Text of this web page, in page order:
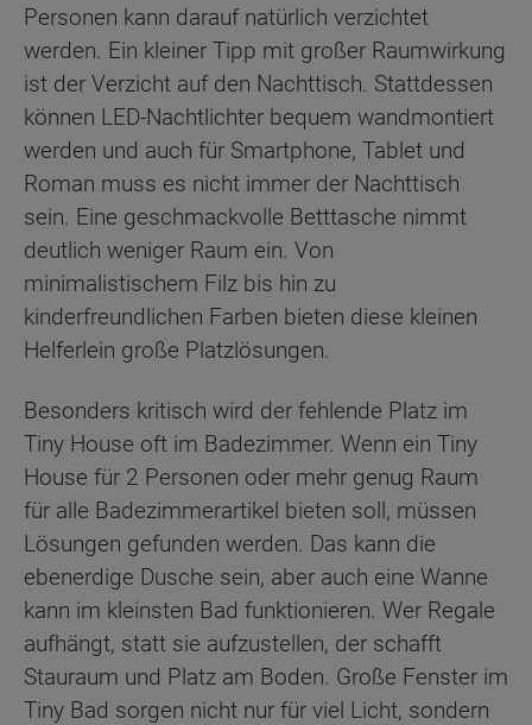
Personen kann darauf natürlich verzichtet
werden. Ein kleiner Tipp mit großer Raumwirkung
ist der Verzicht auf den Nachttisch. Stattdessen
können LED-Nachtlichter bequem wandmontiert
werden und auch für Smartphone, Tablet und
Roman muss es nicht immer der Nachttisch
sein. Eine geschmackvolle Betttasche nimmt
deutlich weniger Raum ein. Von
minimalistischem Filz bis hin zu
kinderfreundlichen Farben bieten diese kleinen
Helferlein große Platzlösungen.
Besonders kritisch wird der fehlende Platz im
Tiny House oft im Badezimmer. Wenn ein Tiny
House für 2 Personen oder mehr genug Raum
für alle Badezimmerartikel bieten soll, müssen
Lösungen gefunden werden. Das kann die
ebenerdige Dusche sein, aber auch eine Wanne
kann im kleinsten Bad funktionieren. Wer Regale
aufhängt, statt sie aufzustellen, der schafft
Stauraum und Platz am Boden. Große Fenster im
Tiny Bad sorgen nicht nur für viel Licht, sondern